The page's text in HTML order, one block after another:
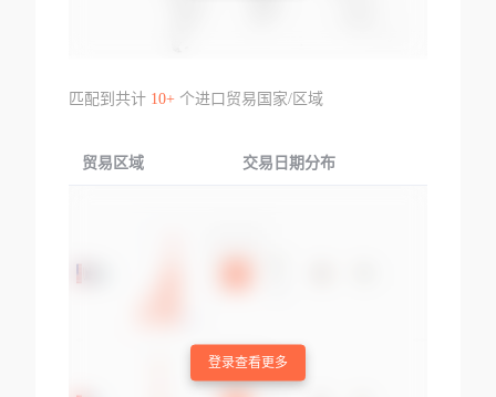
匹配到共计 10+个进口贸易国家/区域
贸易区域 交易日期分布
登录查看更多